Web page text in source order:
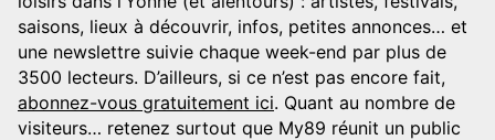
saisons, lieux à découvrir, infos, petites annonces… et
une newslettre suivie chaque week-end par plus de
3500 lecteurs. D’ailleurs, si ce n’est pas encore fait,
abonnez-vous gratuitement ici. Quant au nombre de
visiteurs… retenez surtout que My89 réunit un public